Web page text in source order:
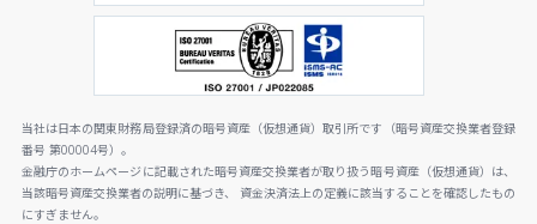
当社は日本の関東財務局登録済の暗号資産（仮想通貨）取引所です（暗号資産交換業者登録
番号 第00004号）。
金融庁のホームページに記載された暗号資産交換業者が取り扱う暗号資産（仮想通貨）は、
当該暗号資産交換業者の説明に基づき、 資金決済法上の定義に該当することを確認したもの
にすぎません。